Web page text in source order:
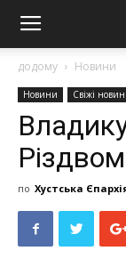
додому Новини
Новини Свіжі
по Хустська